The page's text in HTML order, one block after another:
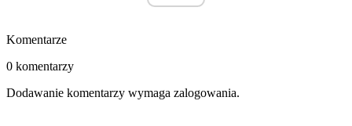
Komentarze
0 komentarzy
Dodawanie komentarzy wymaga zalogowania.